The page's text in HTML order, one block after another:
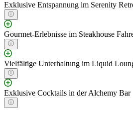
Exklusive Entspannung im Serenity
Gourmet-Erlebnisse im Steakhouse
Vielfältige Unterhaltung im Liquid
Exklusive Cocktails in der Alchemy Bar